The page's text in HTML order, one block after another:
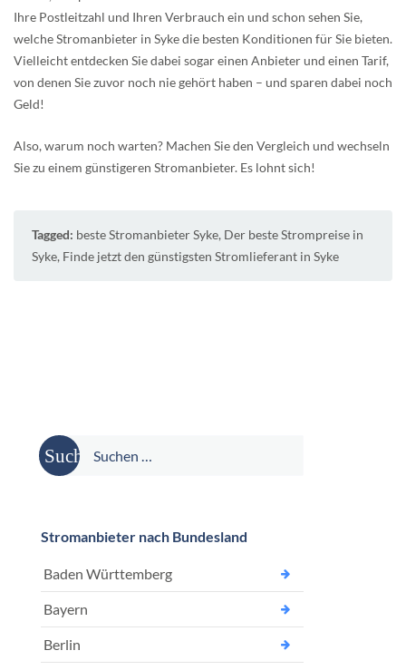
Ihre Postleitzahl und Ihren Verbrauch ein und schon sehen Sie,
welche Stromanbieter in Syke die besten Konditionen für Sie bieten.
Vielleicht entdecken Sie dabei sogar einen Anbieter und einen Tarif,
von denen Sie zuvor noch nie gehört haben – und sparen dabei noch
Geld!
Also, warum noch warten? Machen Sie den Vergleich und wechseln
Sie zu einem günstigeren Stromanbieter. Es lohnt sich!
Tagged: beste Stromanbieter Syke, Der beste Strompreise in
Syke, Finde jetzt den günstigsten Stromlieferant in Syke
Suche
nach:
Stromanbieter nach Bundesland
Baden Württemberg
Bayern
Berlin